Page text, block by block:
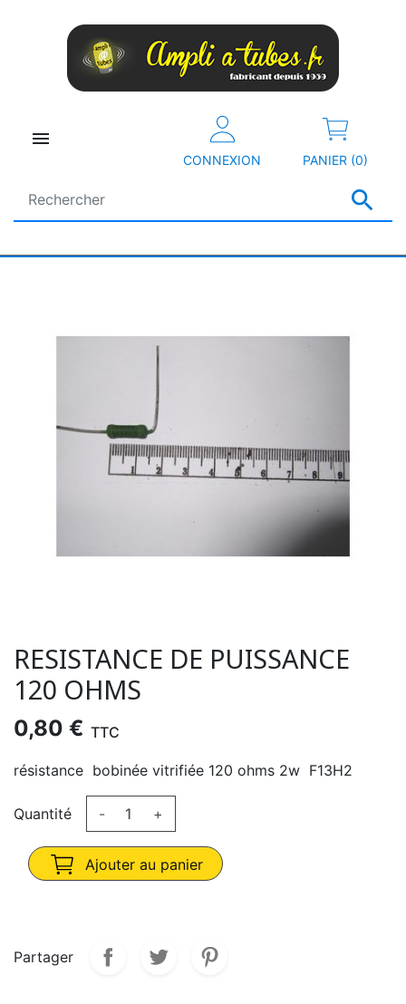


CONNEXION PANIER (0)
RESISTANCE DE PUISSANCE
120 OHMS
0,80 € TTC
résistance bobinée vitrifiée 120 ohms 2w F13H2
Quantité - +
Ajouter au panier
Partager